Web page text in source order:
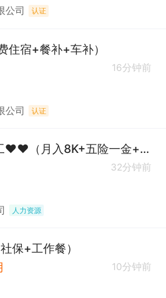
公司 认证
住宿+餐补+车补）
16分钟前
公司 认证
汽配厂:♥♥操作工♥♥（月入8K+五险一金+双休+年终奖）
32分钟前
人力资源
保+工作餐）
10分钟前